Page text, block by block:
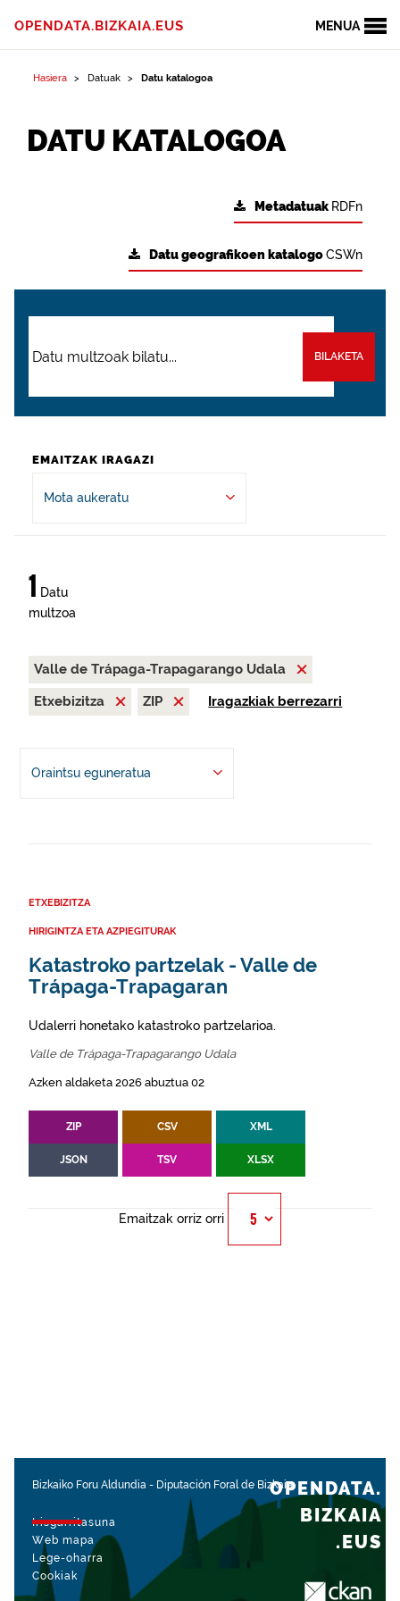
MENUA
OPENDATA.BIZKAIA.EUS
Hasiera Datuak Datu katalogoa
DATU KATALOGOA
Metadatuak RDFn
Datu geografikoen katalogoCSWn
BILAKETA
EMAITZAK IRAGAZI
Mota aukeratu
1 Datu
multzoa
Valle de Trápaga-Trapagarango Udala
Etxebizitza
ZIP Iragazkiak berrezarri
Oraintsu eguneratua
ETXEBIZITZA
HIRIGINTZA ETA AZPIEGITURAK
Katastroko partzelak - Valle de
Trápaga-Trapagaran
Udalerri honetako katastroko partzelarioa.
Valle de Trápaga-Trapagarango Udala
Azken aldaketa 2026 abuztua 02
ZIP CSV XML
JSON TSV XLSX
Emaitzak orriz orri
Bizkaiko Foru Aldundia - Diputación Foral de Bizkaia
Irisgarritasuna
Web mapa
Lege-oharra
Cookiak
OPENDATA.
BIZKAIA
.EUS